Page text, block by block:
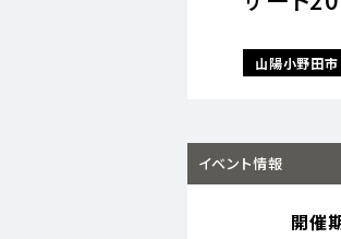
山陽小野田市
イベント情報
開催